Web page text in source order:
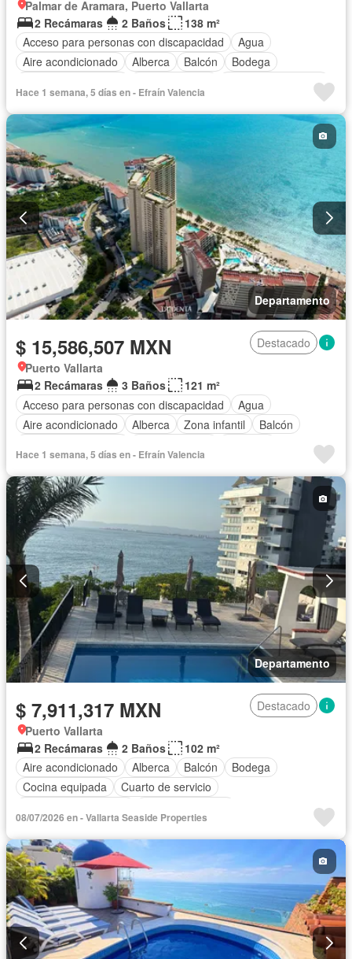
Palmar de Aramara, Puerto Vallarta
2 Recámaras
2 Baños
138 m²
Acceso para personas con discapacidad
Agua
Aire acondicionado
Alberca Balcón
Bodega
Cuarto de Limpieza
Electricidad
Elevador Estacionamiento
Recámara con closet
Vista panorámica Sin amueblar
Hace 1 semana, 5 días en - Efraín Valencia
Departamento
$ 15,586,507 MXN
Destacado
Puerto Vallarta
2 Recámaras
3 Baños
121 m²
Acceso para personas con discapacidad
Agua
Aire acondicionado
Alberca Zona infantil
Balcón
Estacionamiento
Gimnasio Jacuzzi
Recámara con closet
Seguridad
Terraza
Vista panorámica
Sin amueblar
Hace 1 semana, 5 días en - Efraín Valencia
Departamento
$ 7,911,317 MXN
Destacado
Puerto Vallarta
2 Recámaras
2 Baños
102 m²
Aire acondicionado
Alberca Balcón
Bodega
Cocina equipada
Cuarto de servicio
Parcialmente amueblado
08/07/2026 en - Vallarta Seaside Properties